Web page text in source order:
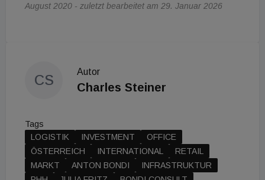
August 2020 - zuletzt bearbeitet am 29. Januar 2026
CS
Autor
Charles Steiner
Tags
LOGISTIK
INVESTMENT
OFFICE
ÖSTERREICH
INTERNATIONAL
RETAIL
MARKT
ANTON BONDI
INFRASTRUKTUR